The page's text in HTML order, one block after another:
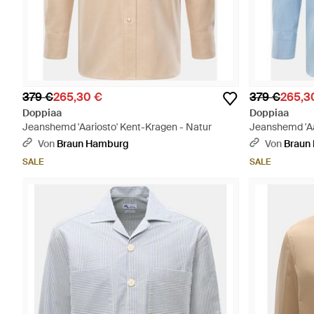
379 €265,30 €
Doppiaa
Jeanshemd 'Aariosto' Kent-Kragen - Natur
Von Braun Hamburg
SALE
379 €
Doppiaa
Jeanshemd
Von
SALE